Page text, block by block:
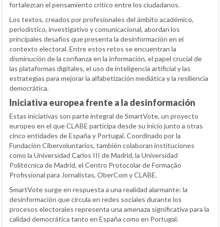
fortalezcan el pensamiento crítico entre los ciudadanos.
Los textos, creados por profesionales del ámbito académico,
periodístico, investigativo y comunicacional, abordan los
principales desafíos que presenta la desinformación en el
contexto electoral. Entre estos retos se encuentran la
disminución de la confianza en la información, el papel crucial de
las plataformas digitales, el uso de inteligencia artificial y las
estrategias para mejorar la alfabetización mediática y la resiliencia
democrática.
Iniciativa europea frente a la desinformación
Estas iniciativas son parte integral de SmartVote, un proyecto
europeo en el que CLABE participa desde su inicio junto a otras
cinco entidades de España y Portugal. Coordinado por la
Fundación Cibervoluntarios, también colaboran instituciones
como la Universidad Carlos III de Madrid, la Universidad
Politécnica de Madrid, el Centro Protocolar de Formação
Profissional para Jornalistas, OberCom y CLABE.
SmartVote surge en respuesta a una realidad alarmante: la
desinformación que circula en redes sociales durante los
procesos electorales representa una amenaza significativa para la
calidad democrática tanto en España como en Portugal.